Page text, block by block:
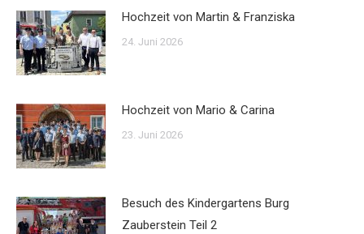
Hochzeit von Martin & Franziska
24. Juni 2026
Hochzeit von Mario & Carina
23. Juni 2026
Besuch des Kindergartens Burg
Zauberstein Teil 2